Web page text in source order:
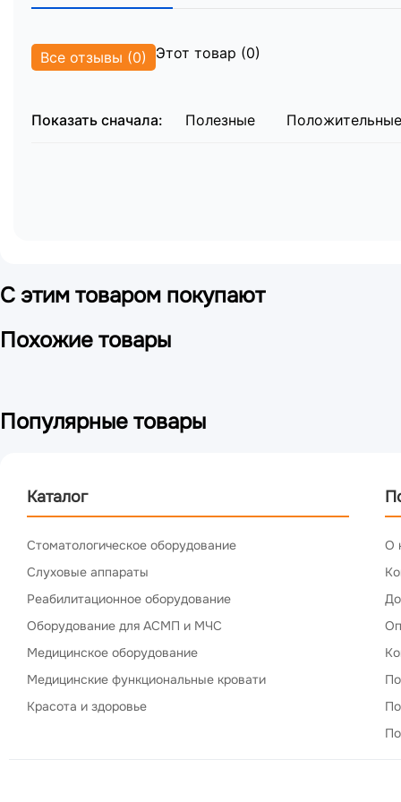
Все отзывы (0) Этот товар (0)
Показать сначала: Полезные Положительные
С этим товаром покупают
Похожие товары
Популярные товары
Каталог
Стоматологическое оборудование
Слуховые аппараты
Реабилитационное оборудование
Оборудование для АСМП и МЧС
Медицинское оборудование
Медицинские функциональные кровати
Красота и здоровье
О